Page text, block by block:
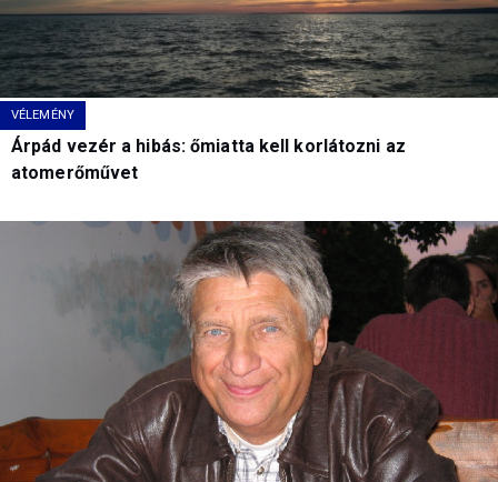
VÉLEMÉNY
Árpád vezér a hibás: őmiatta kell korlátozni az
atomerőművet